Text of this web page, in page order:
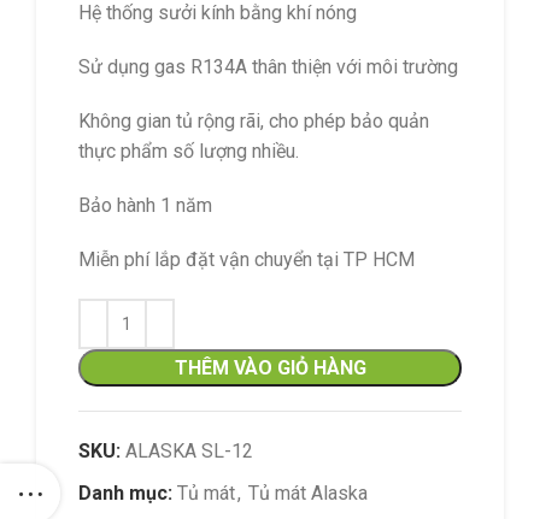
Hệ thống sưởi kính bằng khí nóng
Sử dụng gas R134A thân thiện với môi trường
Không gian tủ rộng rãi, cho phép bảo quản
thực phẩm số lượng nhiều.
Bảo hành 1 năm
Miễn phí lắp đặt vận chuyển tại TP HCM
THÊM VÀO GIỎ HÀNG
SKU: ALASKA SL-12
Danh mục: Tủ mát, Tủ mát Alaska